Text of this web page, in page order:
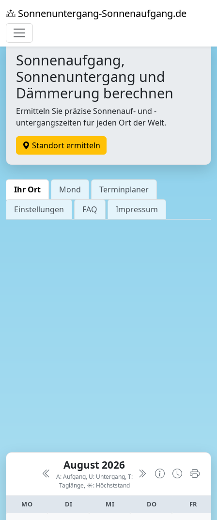
Sonnenuntergang-Sonnenaufgang.de
Sonnenaufgang,
Sonnenuntergang und
Dämmerung berechnen
Ermitteln Sie präzise Sonnenauf- und -
untergangszeiten für jeden Ort der Welt.
Standort ermitteln
Ihr Ort Mond
Terminplaner
Einstellungen
FAQ Impressum
August 2026
A: Aufgang, U: Untergang, T:
Taglänge, ☀: Höchststand
MO DI MI DO FR